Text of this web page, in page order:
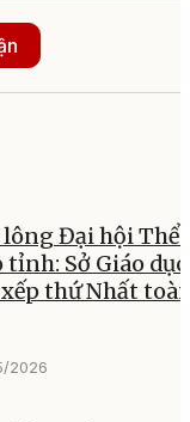
lông Đại hội Thể
Sở Giáo dục
thứ Nhất
2026